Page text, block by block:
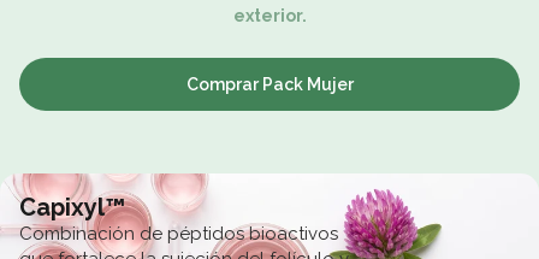
exterior.
Comprar Pack Mujer
Capixyl™
Combinación de péptidos bioactivos